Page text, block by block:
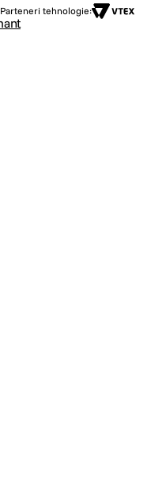
Parteneri tehnologie: